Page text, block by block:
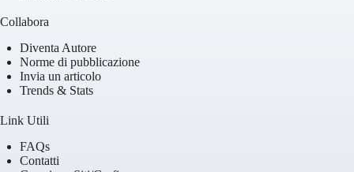
Collabora
Diventa Autore
Norme di pubblicazione
Invia un articolo
Trends & Stats
Link Utili
FAQs
Contatti